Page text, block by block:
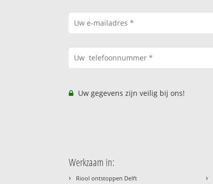
Uw gegevens zijn veilig bij ons!
Werkzaam in:
› Riool ontstoppen Delft ›